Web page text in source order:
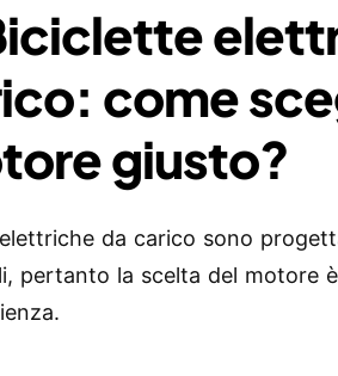
come
giusto?
da carico sono
pertanto la scelta del motore